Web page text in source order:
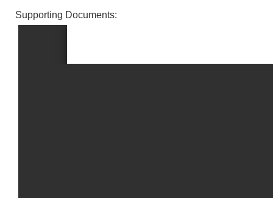
Supporting Documents: